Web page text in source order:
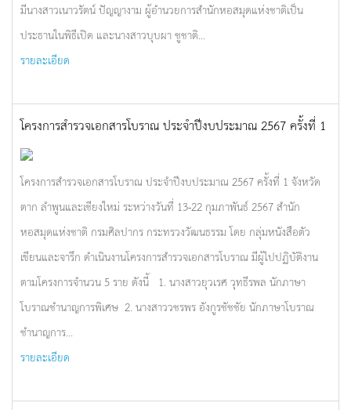
มีนางสาวเนาวรัตน์ ปัญญางาม ผู้อำนวยการสำนักหอสมุดแห่งชาติเป็น
ประธานในพิธีเปิด และนางสาวบุบผา ชูชาติ...
รายละเอียด
โครงการสำรวจเอกสารโบราณ ประจำปีงบประมาณ 2567 ครั้งที่ 1
โครงการสำรวจเอกสารโบราณ ประจำปีงบประมาณ 2567 ครั้งที่ 1 จังหวัด
ตาก ลำพูนและเชียงใหม่ ระหว่างวันที่ 13-22 กุมภาพันธ์ 2567 สำนัก
หอสมุดแห่งชาติ กรมศิลปากร กระทรวงวัฒนธรรม โดย กลุ่มหนังสือตัว
เขียนและจารึก ดำเนินงานโครงการสำรวจเอกสารโบราณ มีผู้ไปปฏิบัติงาน
ตามโครงการจำนวน 5 ราย ดังนี้ 1. นางสาวยุวเรศ วุทธีรพล นักภาษา
โบราณชำนาญการพิเศษ 2. นางสาววชรพร อังกูรชัชชัย นักภาษาโบราณ
ชำนาญการ...
รายละเอียด